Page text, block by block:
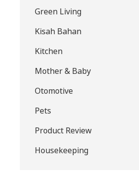
Green Living
Kisah Bahan
Kitchen
Mother & Baby
Otomotive
Pets
Product Review
Housekeeping